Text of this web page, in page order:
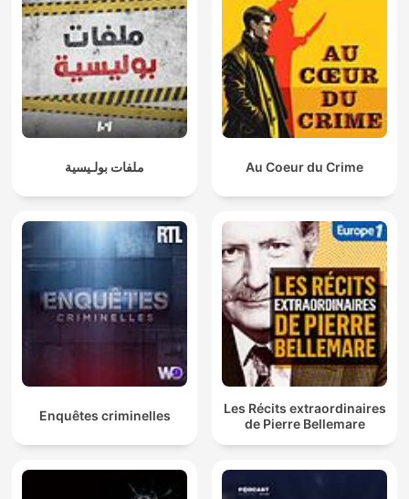
ملفات بولـيسية Au Coeur du Crime
Enquêtes criminelles
Les Récits extraordinaires
de Pierre Bellemare